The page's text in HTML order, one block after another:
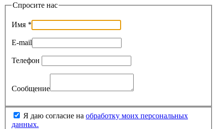
Спросите нас
Имя *
E-mail
Телефон
Сообщение
Я даю согласие на обработку моих персональных
данных.